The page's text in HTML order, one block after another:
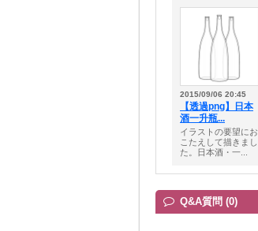
2015/09/06 20:45
【透過png】日本
酒一升瓶...
イラストの要望にお
こたえして描きまし
た。日本酒・一...
Q&A質問 (0)